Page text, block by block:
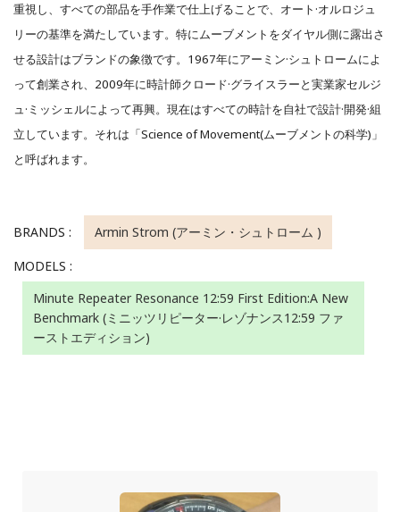
重視し、すべての部品を手作業で仕上げることで、オート·オルロジュ
リーの基準を満たしています。特にムーブメントをダイヤル側に露出さ
せる設計はブランドの象徴です。1967年にアーミン·シュトロームによ
って創業され、2009年に時計師クロード·グライスラーと実業家セルジ
ュ·ミッシェルによって再興。現在はすべての時計を自社で設計·開発·組
立しています。それは「Science of Movement(ムーブメントの科学)」
と呼ばれます。
BRANDS :
Armin Strom (アーミン・シュトローム )
MODELS :
Minute Repeater Resonance 12:59 First Edition:A New
Benchmark (ミニッツリピーター·レゾナンス12:59 ファ
ーストエディション)